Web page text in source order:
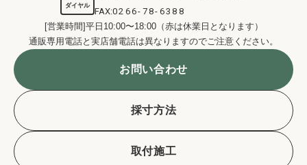
ダイヤル
FAX:0266-78-6388
[営業時間]平日10:00〜18:00（赤は休業日となります）
通販専用電話と実店舗電話は異なりますのでご注意ください。
お問い合わせ
採寸方法
取付施工